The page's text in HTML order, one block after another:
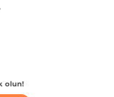
olun!